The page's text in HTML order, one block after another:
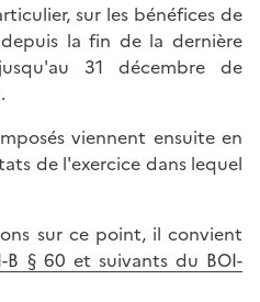
sur les bénéfices de
la fin de la dernière
31 décembre de
viennent ensuite en
de l'exercice dans lequel
sur ce point, il convient
B § 60 et suivants du BOI-